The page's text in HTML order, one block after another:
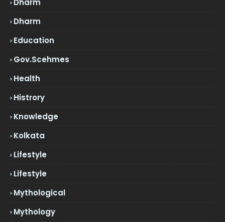
Dharm
Dharm
Education
Gov.scehmes
Health
Histrory
Knowledge
Kolkata
Lifestyle
Lifestyle
Mythological
Mythology